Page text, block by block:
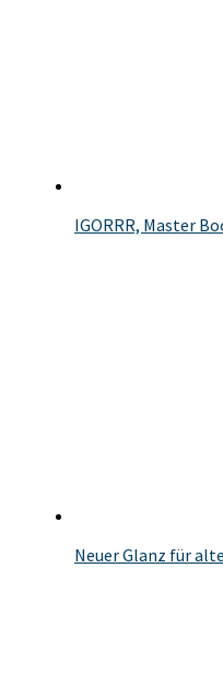
IGORRR, Master
Neuer Glanz für